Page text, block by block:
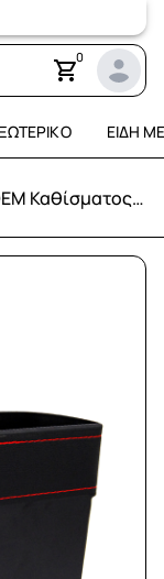
0
ΕΊΔΗ
Ποτηροθήκη & Θήκη Τακτοποίησης OEM Καθίσματος (Μαύρο με Κόκκινη Ρίγα)